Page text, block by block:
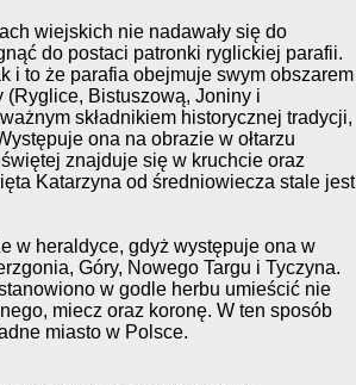
wiejskich nie nadawały się do
do postaci patronki ryglickiej parafii.
i to że parafia obejmuje swym obszarem
(Ryglice, Bistuszową, Joniny i
składnikiem historycznej tradycji,
ona na obrazie w ołtarzu
znajduje się w kruchcie oraz
Katarzyna od średniowiecza stale jest
w heraldyce, gdyż występuje ona w
Góry, Nowego Targu i Tyczyna.
w godle herbu umieścić nie
miecz oraz koronę. W ten sposób
miasto w Polsce.